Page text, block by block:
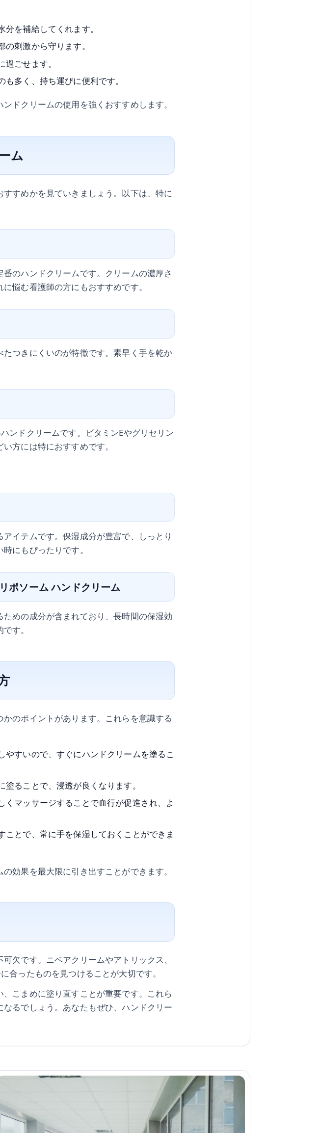
を補給してくれます。
刺激から守ります。
ごせます。
多く、持ち運びに便利です。
ドクリームの使用を強くおすすめします。
ム
すめかを見ていきましょう。以下は、特に
のハンドクリームです。クリームの濃厚さ
悩む看護師の方にもおすすめです。
つきにくいのが特徴です。素早く手を乾か
ンドクリームです。ビタミンEやグリセリン
方には特におすすめです。
イテムです。保湿成分が豊富で、しっとり
にもぴったりです。
ポソーム ハンドクリーム
めの成分が含まれており、長時間の保湿効
す。
のポイントがあります。これらを意識する
すいので、すぐにハンドクリームを塗るこ
ることで、浸透が良くなります。
マッサージすることで血行が促進され、よ
とで、常に手を保湿しておくことができま
効果を最大限に引き出すことができます。
欠です。ニベアクリームやアトリックス、
合ったものを見つけることが大切です。
こまめに塗り直すことが重要です。これら
るでしょう。あなたもぜひ、ハンドクリー